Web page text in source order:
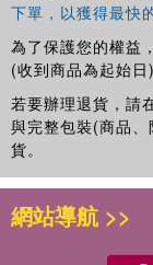
Design of facility,
Cleaning and
operations
Microbiology of
Risk-based
Establishment of
packaging systems
Quality and food
extended shelf life
Computational and
下單，以獲得最快
為了保護您的權益
(收到商品為起始日)
若要辦理退貨，請
與完整包裝(商品
貨。
網站導航 >>